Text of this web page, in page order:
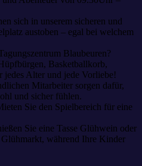
sich in unserem sicheren und
austoben – egal bei welchem
Blaubeuren?
Basketballkorb,
jedes Alter und jede Vorliebe!
Mitarbeiter sorgen dafür,
und sicher fühlen.
Sie den Spielbereich für eine
Sie eine Tasse Glühwein oder
während Ihre Kinder